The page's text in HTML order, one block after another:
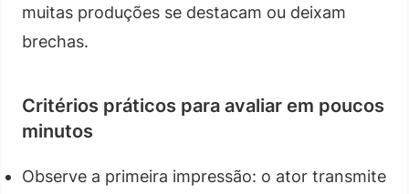
muitas produções se destacam ou deixam
brechas.
Critérios práticos para avaliar em poucos
minutos
Observe a primeira impressão: o ator transmite